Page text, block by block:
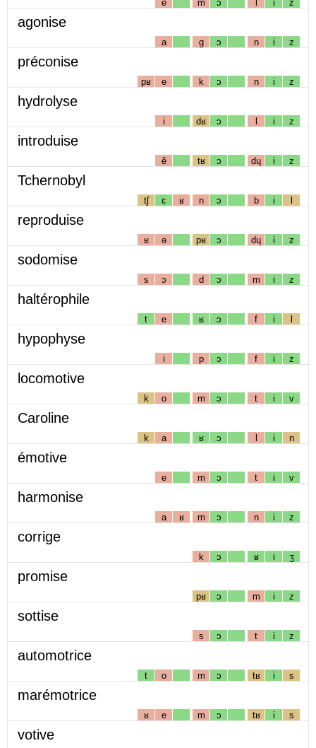
e m ɔ l i z
agonise
a g ɔ n i z
préconise
pʁ e k ɔ n i z
hydrolyse
i dʁ ɔ l i z
introduise
ẽ tʁ ɔ dɥ i z
Tchernobyl
tʃ ɛ ʁ n ɔ b i l
reproduise
ʁ ə pʁ ɔ dɥ i z
sodomise
s ɔ d ɔ m i z
haltérophile
t e ʁ ɔ f i l
hypophyse
i p ɔ f i z
locomotive
k o m ɔ t i v
Caroline
k a ʁ ɔ l i n
émotive
e m ɔ t i v
harmonise
a ʁ m ɔ n i z
corrige
k ɔ ʁ i ʒ
promise
pʁ ɔ m i z
sottise
s ɔ t i z
automotrice
t o m ɔ tʁ i s
marémotrice
ʁ e m ɔ tʁ i s
votive